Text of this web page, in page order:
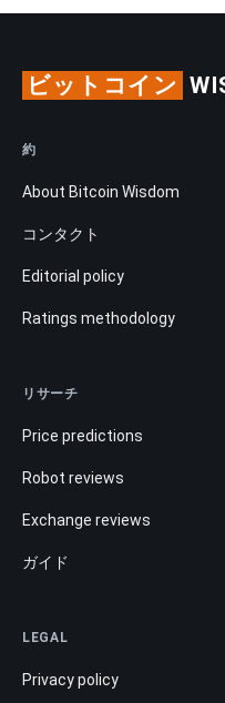
ビットコイン
約
About Bitcoin Wisdom
コンタクト
Editorial policy
Ratings methodology
リサーチ
Price predictions
Robot reviews
Exchange reviews
ガイド
LEGAL
Privacy policy